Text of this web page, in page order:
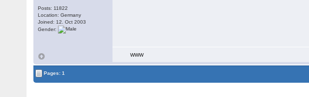
Posts: 11822
Location: Germany
Joined: 12. Oct 2003
Gender:
WWW
Pages: 1